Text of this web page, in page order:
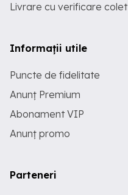
Livrare cu verificare colet
Informații utile
Puncte de fidelitate
Anunț Premium
Abonament VIP
Anunț promo
Parteneri